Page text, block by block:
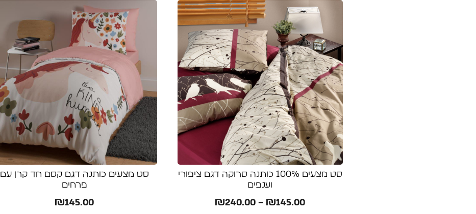
סט מצעים 100% כותנה סרוקה דגם ציפורי
וענפים
₪145.00
–
₪240.00
סט מצעים כותנה דגם קסם חד קרן עם
פרחים
₪145.00